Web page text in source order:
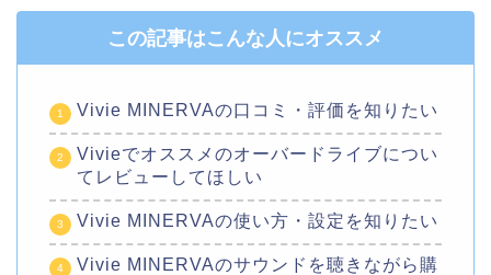
この記事はこんな人にオススメ
Vivie MINERVAの口コミ・評価を知りたい
Vivieでオススメのオーバードライブについ
てレビューしてほしい
Vivie MINERVAの使い方・設定を知りたい
Vivie MINERVAのサウンドを聴きながら購